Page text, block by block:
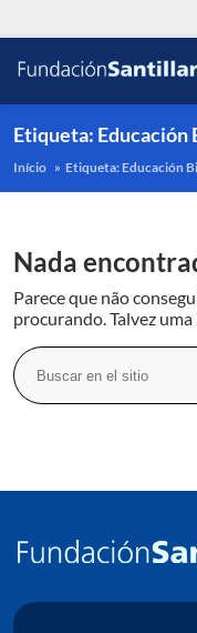
Etiqueta: Educación
Início » Etiqueta: Educación
Nada
Parece que não
procurando. Talvez